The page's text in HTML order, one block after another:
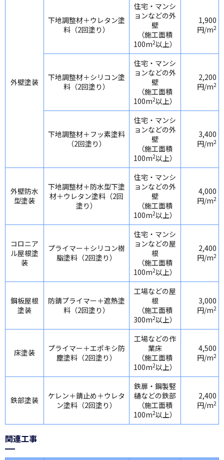
外壁塗装
下地調整材＋ウレタン塗
料（2回塗り）
住宅・マンシ
ョンなどの外
壁
（施工面積
100m2以上）
1,900
円/m2
下地調整材＋シリコン塗
料（2回塗り）
住宅・マンシ
ョンなどの外
壁
（施工面積
100m2以上）
2,200
円/m2
下地調整材＋フッ素塗料
（2回塗り）
住宅・マンシ
ョンなどの外
壁
（施工面積
100m2以上）
3,400
円/m2
外壁防水
型塗装
下地調整材＋防水型下塗
材＋ウレタン塗料（2回
塗り）
住宅・マンシ
ョンなどの外
壁
（施工面積
100m2以上）
4,000
円/m2
コロニア
ル屋根塗
装
プライマー＋シリコン樹
脂塗料（2回塗り）
住宅・マンシ
ョンなどの屋
根
（施工面積
100m2以上）
2,400
円/m2
鋼板屋根
塗装
防錆プライマー＋遮熱塗
料（2回塗り）
工場などの屋
根
（施工面積
300m2以上）
3,000
円/m2
床塗装
プライマー＋エポキシ防
塵塗料（2回塗り）
工場などの作
業床
（施工面積
100m2以上）
4,500
円/m2
鉄部塗装
ケレン＋錆止め＋ウレタ
ン塗料（2回塗り）
鉄扉・鋼製竪
樋などの鉄部
（施工面積
100m2以上）
2,400
円/m2
関連工事